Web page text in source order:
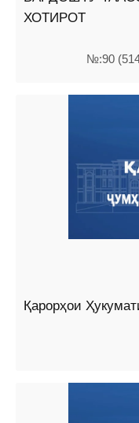
ХОТИРОТ
№:90
Қарорҳои